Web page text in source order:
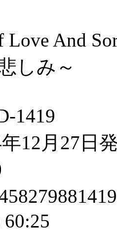
Love And
しみ～
1419
12月27日